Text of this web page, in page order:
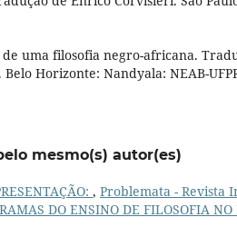
uma filosofia negro-africana.
Horizonte: Nandyala: NEAB-
mesmo(s) autor(es)
, Problemata - Revista
DO ENSINO DE FILOSOFIA